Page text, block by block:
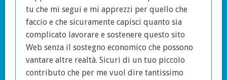
tu che mi segui e mi apprezzi per quello che
faccio e che sicuramente capisci quanto sia
complicato lavorare e sostenere questo sito
Web senza il sostegno economico che possono
vantare altre realtà. Sicuri di un tuo piccolo
contributo che per me vuol dire tantissimo